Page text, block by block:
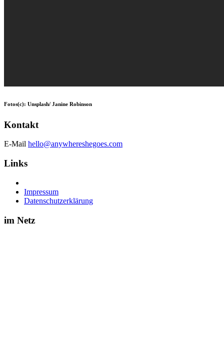
Fotos(c): Unsplash/ Janine Robinson
Kontakt
E-Mail hello@anywhereshegoes.com
Links
Impressum
Datenschutzerklärung
im Netz